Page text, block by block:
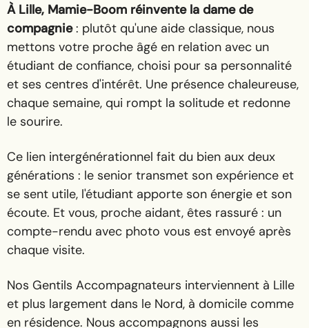
À Lille, Mamie-Boom réinvente la dame de
compagnie: plutôt qu'une aide classique, nous
mettons votre proche âgé en relation avec un
étudiant de confiance, choisi pour sa personnalité
et ses centres d'intérêt. Une présence chaleureuse,
chaque semaine, qui rompt la solitude et redonne
le sourire.
Ce lien intergénérationnel fait du bien aux deux
générations : le senior transmet son expérience et
se sent utile, l'étudiant apporte son énergie et son
écoute. Et vous, proche aidant, êtes rassuré : un
compte-rendu avec photo vous est envoyé après
chaque visite.
Nos Gentils Accompagnateurs interviennent à Lille
et plus largement dans le Nord, à domicile comme
en résidence. Nous accompagnons aussi les